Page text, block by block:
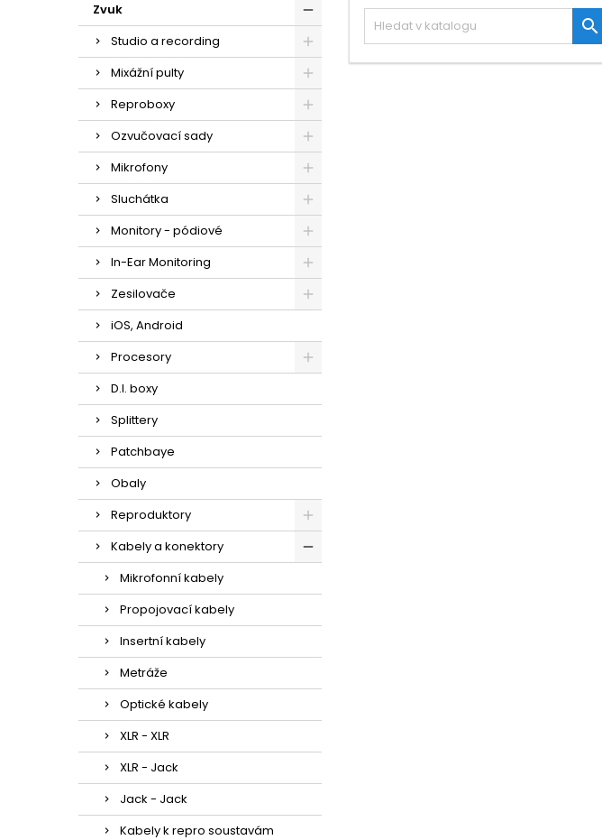
Zvuk
Studio a recording
Mixážní pulty
Reproboxy
Ozvučovací sady
Mikrofony
Sluchátka
Monitory - pódiové
In-Ear Monitoring
Zesilovače
iOS, Android
Procesory
D.I. boxy
Splittery
Patchbaye
Obaly
Reproduktory
Kabely a konektory
Mikrofonní kabely
Propojovací kabely
Insertní kabely
Metráže
Optické kabely
XLR - XLR
XLR - Jack
Jack - Jack
Kabely k repro soustavám
